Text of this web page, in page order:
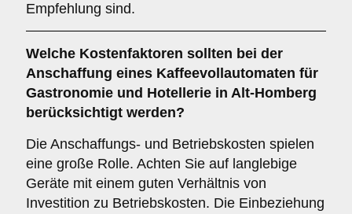
Empfehlung sind.
Welche Kostenfaktoren sollten bei der
Anschaffung eines Kaffeevollautomaten für
Gastronomie und Hotellerie in Alt-Homberg
berücksichtigt werden?
Die Anschaffungs- und Betriebskosten spielen
eine große Rolle. Achten Sie auf langlebige
Geräte mit einem guten Verhältnis von
Investition zu Betriebskosten. Die Einbeziehung